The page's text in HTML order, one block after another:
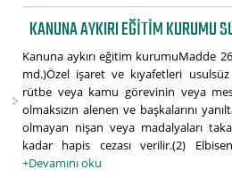
KANUNA AYKIRI EĞITIM KURUMU
Kanuna aykırı eğitim kurumuMadde
md.)Özel işaret ve kıyafetleri
rütbe veya kamu görevinin veya
olmaksızın alenen ve başkalarını
olmayan nişan veya madalyaları
kadar hapis cezası verilir.(2)
+Devamını oku